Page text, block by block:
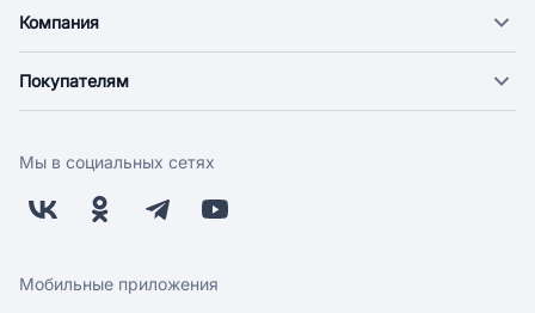
Компания
Новости
Поставщикам
Заводчикам
Обратная связь
Покупателям
Оплата
Бонусная программа
Скидки и акции
Мы в социальных сетях
Мобильные приложения